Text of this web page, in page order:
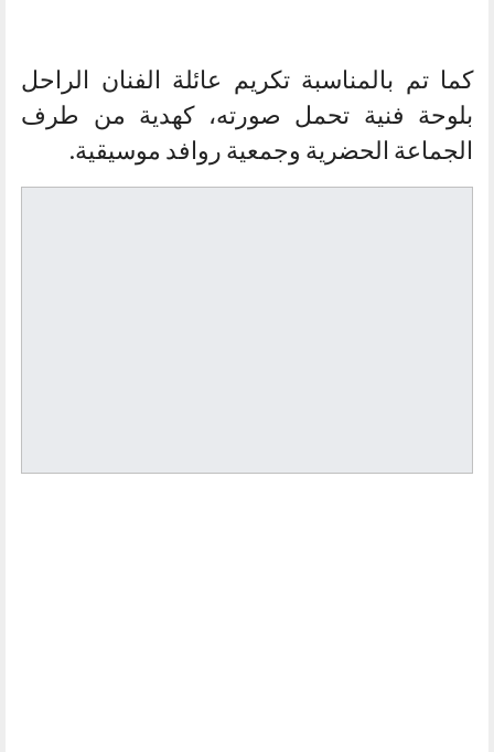
كما تم بالمناسبة تكريم عائلة الفنان الراحل
بلوحة فنية تحمل صورته، كهدية من طرف
الجماعة الحضرية وجمعية روافد موسيقية.